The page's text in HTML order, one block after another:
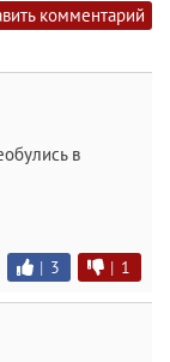
комментарий
в
| 3 | 1